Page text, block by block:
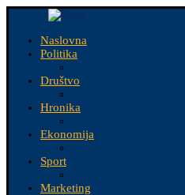
Naslovna
Politika
Društvo
Hronika
Ekonomija
Sport
Marketing